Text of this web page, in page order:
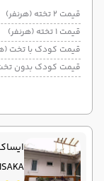
قیمت 2 تخته (هرنفر)
قیمت 1 تخته (هرنفر)
قیمت کودک با تخت
قیمت کودک بدون
ISAKA